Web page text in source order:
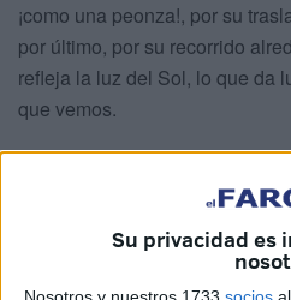
Su privacidad es
¡como una peonza!, por su
por último, por su recorrido
refleja la luz del Sol, lo que da
que vemos.
En la curva del analema lunar
visibles, y en su parte final, dos
hay unos espacios vacíos (29,
y decisivo para completar 29 o